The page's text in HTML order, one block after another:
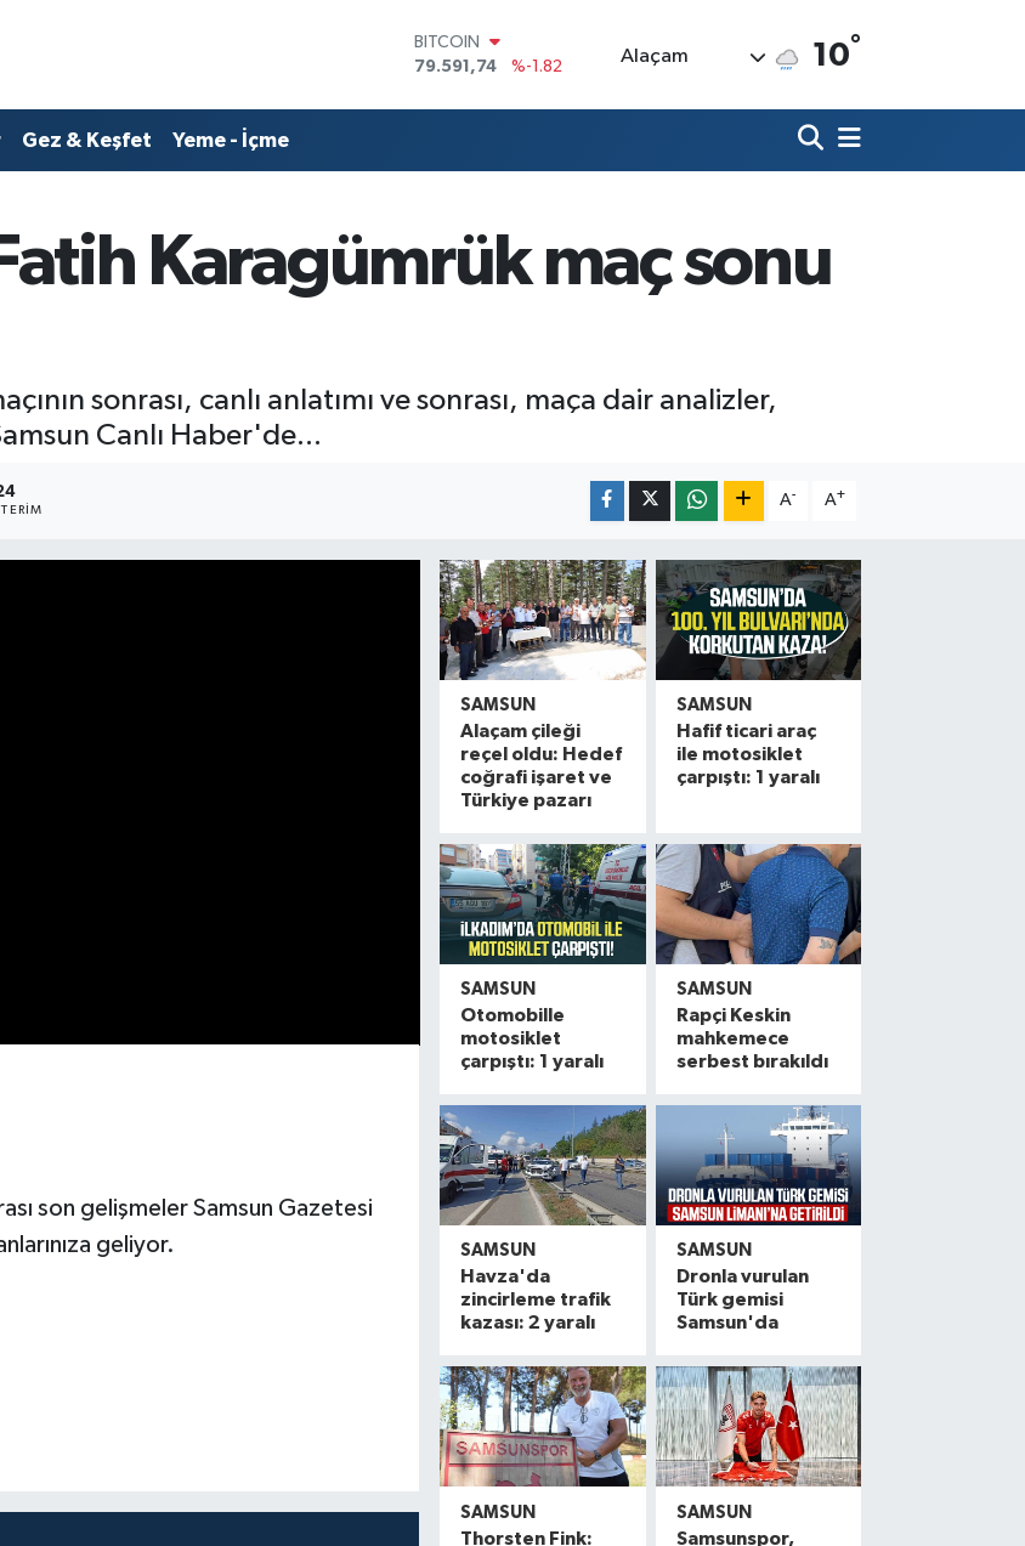
BITCOIN
79.591,74
%-1.82
45,43620
%0.02
6862,09000
%0.19
BİST100
Alaçam 10°
Gez & Keşfet Yeme - İçme
Karagümrük maç sonu
sonrası, canlı anlatımı ve sonrası, maça dair analizler,
Canlı Haber'de...
A- A+
son gelişmeler Samsun Gazetesi
geliyor.
SAMSUN
Alaçam çileği
reçel oldu: Hedef
coğrafi işaret ve
Türkiye pazarı
SAMSUN
Hafif ticari araç
ile motosiklet
çarpıştı: 1 yaralı
SAMSUN
Otomobille
motosiklet
çarpıştı: 1 yaralı
SAMSUN
Rapçi Keskin
mahkemece
serbest bırakıldı
SAMSUN
Havza'da
zincirleme trafik
kazası: 2 yaralı
SAMSUN
Dronla vurulan
Türk gemisi
Samsun'da
SAMSUN
Thorsten Fink:
SAMSUN
Samsunspor,